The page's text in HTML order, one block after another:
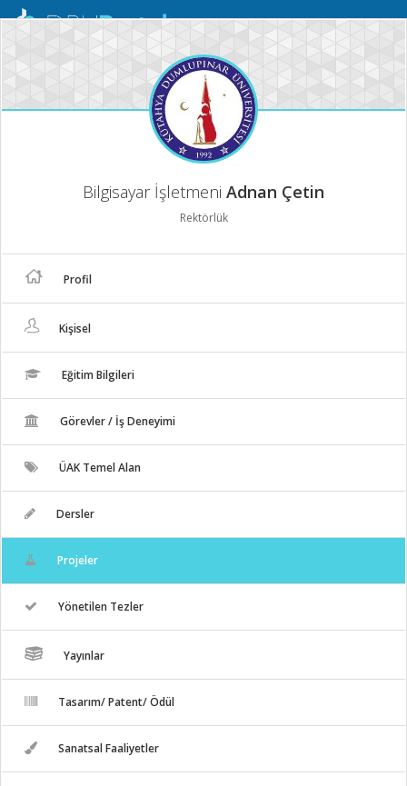
Mobil
Bilgisayar İşletmeni Adnan Çetin
Rektörlük
Profil
Kişisel
Eğitim Bilgileri
Görevler / İş Deneyimi
ÜAK Temel Alan
Dersler
Projeler
Yönetilen Tezler
Yayınlar
Tasarım/ Patent/ Ödül
Sanatsal Faaliyetler